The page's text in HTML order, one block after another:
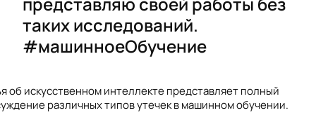
таких исследований.
#машинноеОбучение